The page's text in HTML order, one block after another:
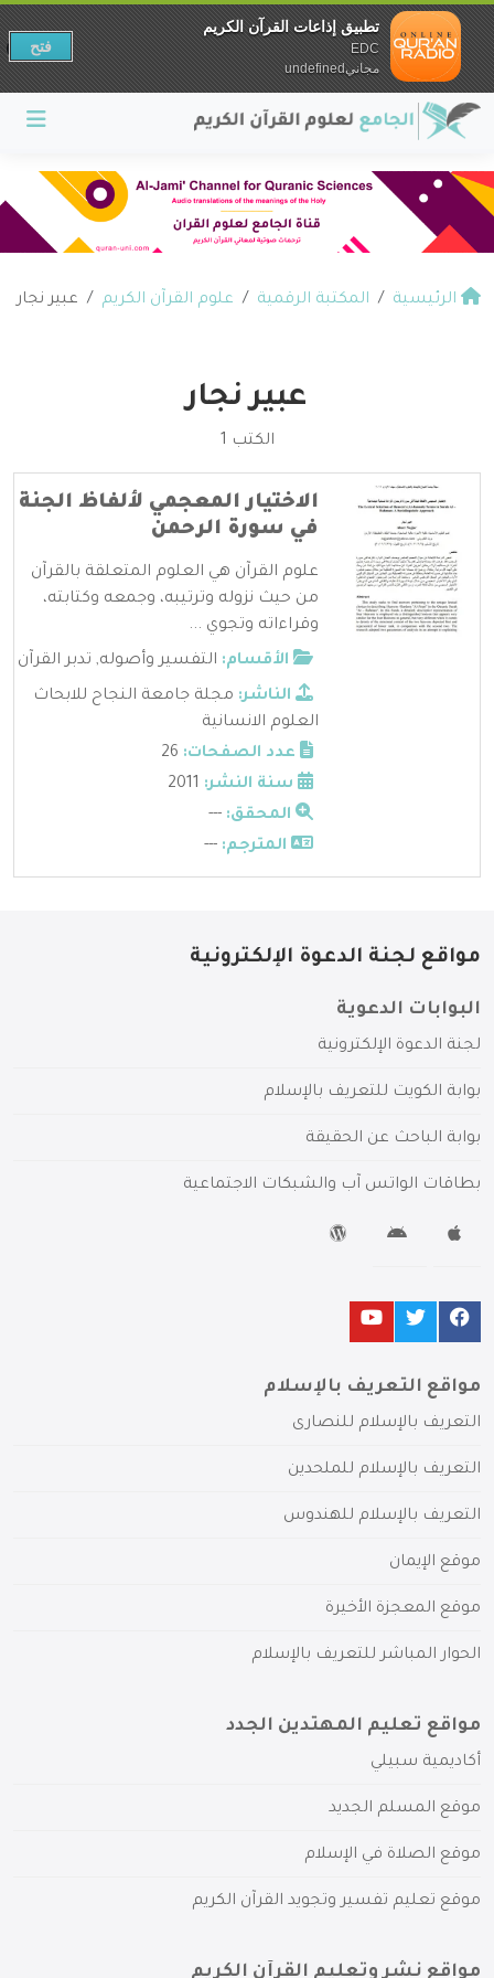
الرئيسية المكتبة الرقمية علوم القرآن الكريم عبير نجار
عبير نجار
الكتب 1
الاختيار المعجمي لألفاظ الجنة
في سورة الرحمن
علوم القرآن هي العلوم المتعلقة بالقرآن
من حيث نزوله وترتيبه، وجمعه وكتابته،
وقراءاته وتجوي ...
الأقسام: التفسير وأصوله, تدبر القرآن
الناشر: مجلة جامعة النجاح للابحاث
العلوم الانسانية
عدد الصفحات:
سنة النشر:
المحقق: ---
المترجم: ---
مواقع لجنة الدعوة الإلكترونية
البوابات الدعوية
لجنة الدعوة الإلكترونية
بوابة الكويت للتعريف بالإسلام
بوابة الباحث عن الحقيقة
بطاقات الواتس آب والشبكات الاجتماعية
مواقع التعريف بالإسلام
التعريف بالإسلام للنصارى
التعريف بالإسلام للملحدين
التعريف بالإسلام للهندوس
موقع الإيمان
موقع المعجزة الأخيرة
الحوار المباشر للتعريف بالإسلام
مواقع تعليم المهتدين الجدد
أكاديمية سبيلي
موقع المسلم الجديد
موقع الصلاة في الإسلام
موقع تعليم تفسير وتجويد القرآن الكريم
مواقع نشر وتعليم القرآن الكريم
تطبيق إذاعات القرآن الكريم
EDC
مجانيundefined
فتح